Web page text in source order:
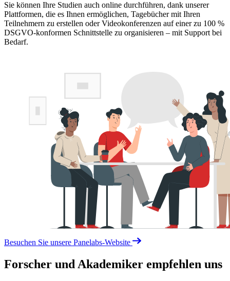
Sie können Ihre Studien auch online durchführen, dank unserer
Plattformen, die es Ihnen ermöglichen, Tagebücher mit Ihren
Teilnehmern zu erstellen oder Videokonferenzen auf einer zu 100 %
DSGVO-konformen Schnittstelle zu organisieren – mit Support bei
Bedarf.
Besuchen Sie unsere Panelabs-Website
Forscher und Akademiker empfehlen uns